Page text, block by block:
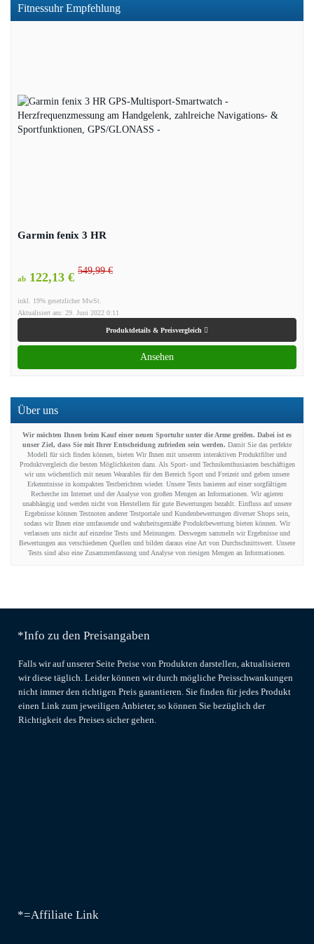
Fitnessuhr Empfehlung
Garmin fenix 3 HR
ab 122,13 € 549,99 €
inkl. 19% gesetzlicher MwSt.
Aktualisiert am: 29. Juni 2022 0:11
Produktdetails & Preisvergleich
Ansehen
Über uns
Wir möchten Ihnen beim Kauf einer neuen Sportuhr unter die Arme greifen. Dabei ist es
unser Ziel, dass Sie mit Ihrer Entscheidung zufrieden sein werden. Damit Sie das perfekte
Modell für sich finden können, bieten Wir Ihnen mit unserem interaktiven Produktfilter und
Produktvergleich die besten Möglichkeiten dazu. Als Sport- und Technikenthusiasten beschäftigen
wir uns wöchentlich mit neuen Wearables für den Bereich Sport und Freizeit und geben unsere
Erkenntnisse in kompakten Testberichten wieder. Unsere Tests basieren auf einer sorgfältigen
Recherche im Internet und der Analyse von großen Mengen an Informationen. Wir agieren
unabhängig und werden nicht von Herstellern für gute Bewertungen bezahlt. Einfluss auf unsere
Ergebnisse können Testnoten anderer Testportale und Kundenbewertungen diverser Shops sein,
sodass wir Ihnen eine umfassende und wahrheitsgemäße Produktbewertung bieten können. Wir
verlassen uns nicht auf einzelne Tests und Meinungen. Deswegen sammeln wir Ergebnisse und
Bewertungen aus verschiedenen Quellen und bilden daraus eine Art von Durchschnittswert. Unsere
Tests sind also eine Zusammenfassung und Analyse von riesigen Mengen an Informationen.
*Info zu den Preisangaben
Falls wir auf unserer Seite Preise von Produkten darstellen, aktualisieren
wir diese täglich. Leider können wir durch mögliche Preisschwankungen
nicht immer den richtigen Preis garantieren. Sie finden für jedes Produkt
einen Link zum jeweiligen Anbieter, so können Sie bezüglich der
Richtigkeit des Preises sicher gehen.
*=Affiliate Link